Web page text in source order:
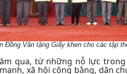
Đồng Văn tặng Giấy khen cho các tập
qua, từ những nỗ lực
xã hội công bằng, dân